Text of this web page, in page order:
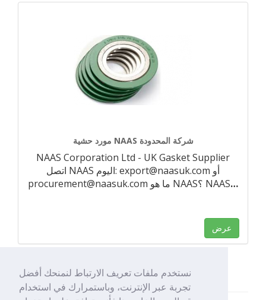
نستخدم ملفات تعريف الارتباط لنمنحك أفضل
تجربة عبر الإنترنت، وباستمرارك في استخدام
مورد حشية NAAS شركة المحدودة
NAAS Corporation Ltd - UK Gasket Supplier
اتصل NAAS اليوم: export@naasuk.com أو
procurement@naasuk.com ما هو NAAS؟ NAAS…
عرض